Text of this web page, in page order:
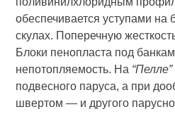
обеспечивается уступами на
скулах. Поперечную
Блоки пенопласта под
непотопляемость. На “Пелле”
подвесного паруса, а при
швертом — и другого